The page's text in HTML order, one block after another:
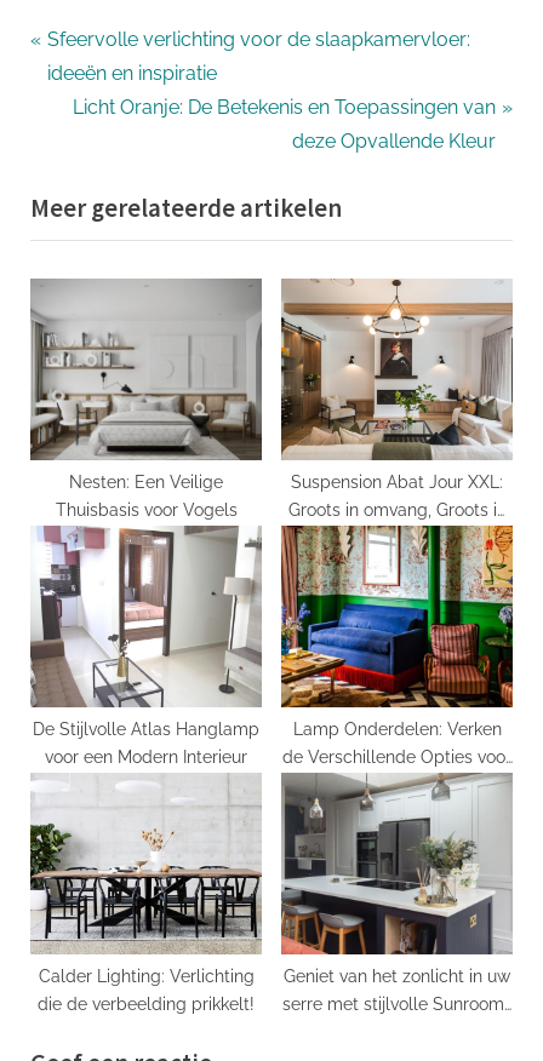
Bericht
navigatie
P
r
o
u
s
o
s
t
:
Sfeervolle verlichting voor de slaapkamervloer:
ideeën en inspiratie
N
t
P
o
t
:
Licht Oranje: De Betekenis en Toepassingen van
deze Opvallende Kleur
Meer gerelateerde artikelen
Nesten: Een Veilige
Thuisbasis voor Vogels
Suspension Abat Jour XXL:
Groots in omvang, Groots in
stijl
De Stijlvolle Atlas Hanglamp
voor een Modern Interieur
Lamp Onderdelen: Verken
de Verschillende Opties voor
Verlichtingsaccessoires
Calder Lighting: Verlichting
die de verbeelding prikkelt!
Geniet van het zonlicht in uw
serre met stijlvolle Sunroom-